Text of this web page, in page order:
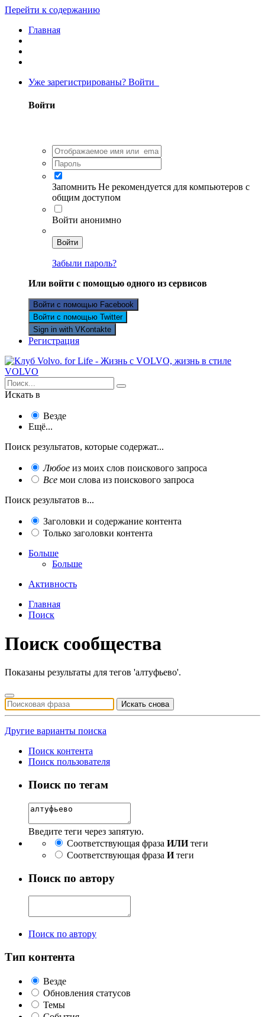
Перейти к содержанию
Главная
Уже зарегистрированы? Войти
Войти
Запомнить Не рекомендуется для компьютеров с
общим доступом
Войти анонимно
Войти
Забыли пароль?
Или войти с помощью одного из сервисов
Войти с помощью Facebook
Войти с помощью Twitter
Sign in with VKontakte
Регистрация
Искать в
Везде
Ещё...
Поиск результатов, которые содержат...
Любое из моих слов поискового запроса
Все мои слова из поискового запроса
Поиск результатов в...
Заголовки и содержание контента
Только заголовки контента
Больше
Больше
Активность
Главная
Поиск
Поиск сообщества
Показаны результаты для тегов 'алтуфьево'.
Искать снова
Другие варианты поиска
Поиск контента
Поиск пользователя
Поиск по тегам
Введите теги через запятую.
Соответствующая фраза ИЛИтеги
Соответствующая фраза Итеги
Поиск по автору
Поиск по автору
Тип контента
Везде
Обновления статусов
Темы